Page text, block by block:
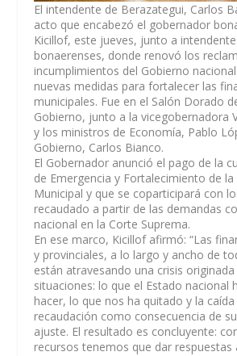
El intendente de Berazategui, Carlos
acto que encabezó el gobernador
Kicillof, este jueves, junto a
bonaerenses, donde renovó los
incumplimientos del Gobierno
nuevas medidas para fortalecer las
municipales. Fue en el Salón Dorado
Gobierno, junto a la vicegobernadora
y los ministros de Economía, Pablo
Gobierno, Carlos Bianco.
El Gobernador anunció el pago de la
de Emergencia y Fortalecimiento de la
Municipal y que se coparticipará con
recaudado a partir de las demandas
nacional en la Corte Suprema.
En ese marco, Kicillof afirmó: “Las
y provinciales, a lo largo y ancho de
están atravesando una crisis
situaciones: lo que el Estado nacional
hacer, lo que nos ha quitado y la caída
recaudación como consecuencia de
ajuste. El resultado es concluyente:
recursos tenemos que dar respuestas